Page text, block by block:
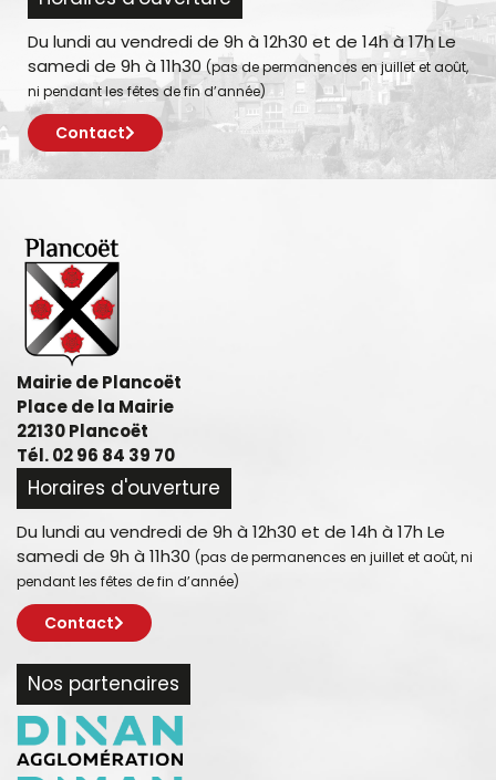
Du lundi au vendredi de 9h à 12h30 et de 14h à 17h Le
samedi de 9h à 11h30 (pas de permanences en juillet et août,
ni pendant les fêtes de fin d’année)
Contact
Mairie de Plancoët
Place de la Mairie
22130 Plancoët
Tél. 02 96 84 39 70
Horaires d'ouverture
Du lundi au vendredi de 9h à 12h30 et de 14h à 17h Le
samedi de 9h à 11h30 (pas de permanences en juillet et août, ni
pendant les fêtes de fin d’année)
Contact
Nos partenaires